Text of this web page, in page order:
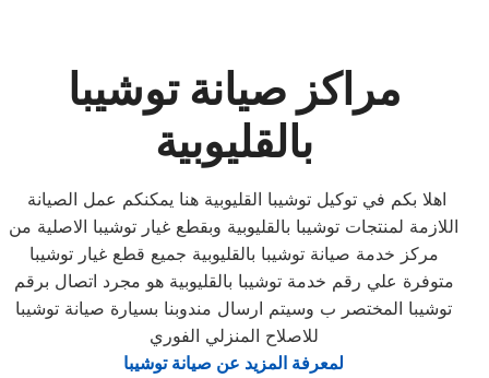
مراكز صيانة توشيبا
بالقليوبية
اللازمة لمنتجات توشيبا بالقليوبية وبقطع غيار توشيبا الاصلية من
مركز خدمة صيانة توشيبا بالقليوبية جميع قطع غيار توشيبا
متوفرة علي رقم خدمة توشيبا بالقليوبية هو مجرد اتصال برقم
توشيبا المختصر ب وسيتم ارسال مندوبنا بسيارة صيانة توشيبا
للاصلاح المنزلي الفوري
لمعرفة المزيد عن صيانة توشيبا